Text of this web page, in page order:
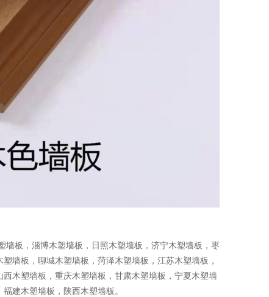
墙板 ， 淄博木塑墙板 ， 日照木塑墙板 ， 济宁木塑墙板 ， 枣
塑墙板 ， 聊城木塑墙板 ， 菏泽木塑墙板 ， 江苏木塑墙板 ，
西木塑墙板 ， 重庆木塑墙板 ， 甘肃木塑墙板 ， 宁夏木塑墙
福建木塑墙板 ， 陕西木塑墙板 。